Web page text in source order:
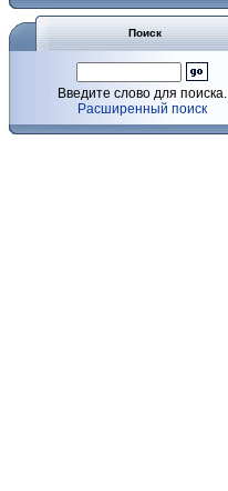
Поиск
Введите слово для поиска.
Расширенный поиск